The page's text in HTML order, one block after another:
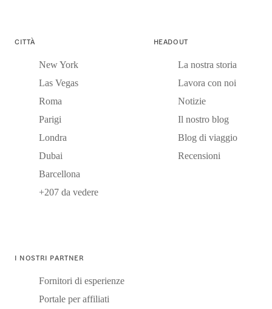
CITTÀ
New York
Las Vegas
Roma
Parigi
Londra
Dubai
Barcellona
+207 da vedere
HEADOUT
La nostra storia
Lavora con noi
Notizie
Il nostro blog
Blog di viaggio
Recensioni
I NOSTRI PARTNER
Fornitori di esperienze
Portale per affiliati